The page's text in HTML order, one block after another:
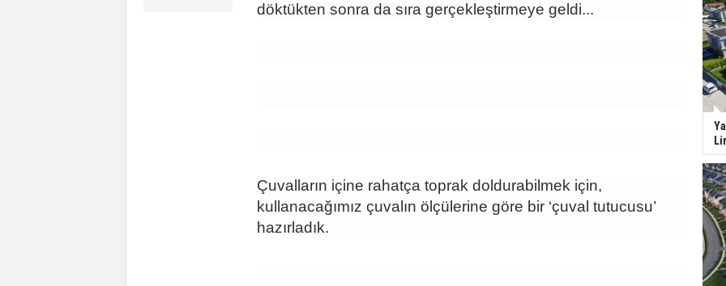
döktükten sonra da sıra gerçekleştirmeye geldi...
Çuvalların içine rahatça toprak doldurabilmek için,
kullanacağımız çuvalın ölçülerine göre bir ‘çuval tutucusu’
hazırladık.